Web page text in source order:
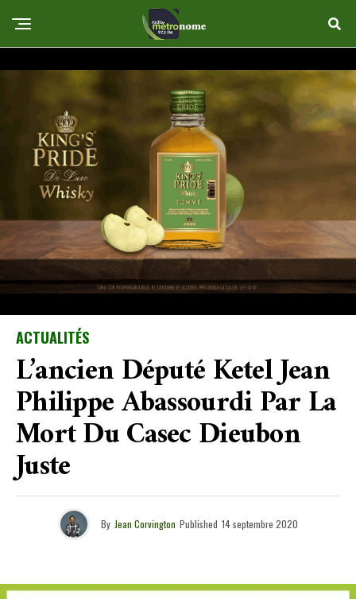
ACTUALITÉS
L’ancien Député Ketel Jean
Philippe Abassourdi Par La
Mort Du Casec Dieubon
Juste
By Jean Corvington Published 14 septembre 2020